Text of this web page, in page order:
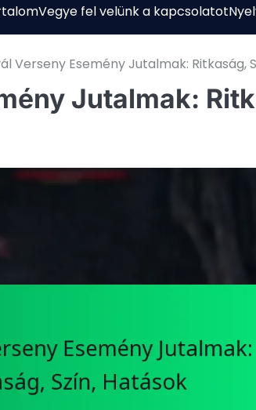
Vegye fel velünk a kapcsolatot
Verseny Esemény Jutalmak: Ritkaság,
Jutalmak: